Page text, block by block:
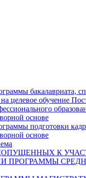
бакалавриата,
целевое обучение
основе
подготовки
основе
К
ПРОГРАММЫ